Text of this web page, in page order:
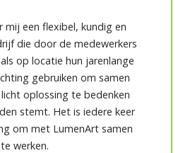
mij een flexibel, kundig en
die door de medewerkers
op locatie hun jarenlange
gebruiken om samen
oplossing te bedenken
stemt. Het is iedere keer
om met LumenArt samen
te werken.